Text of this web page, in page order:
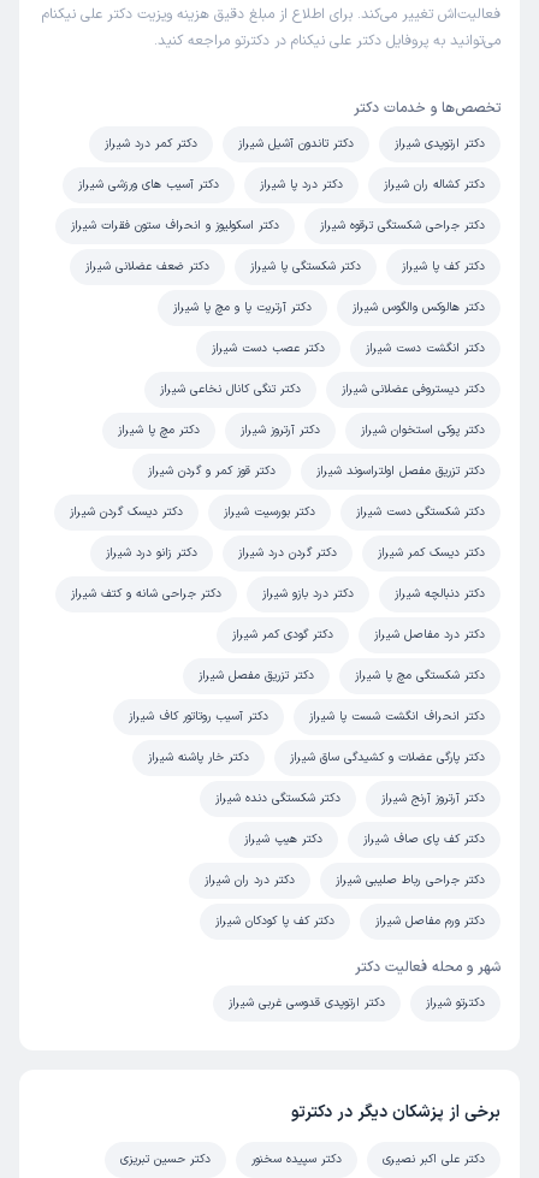
دکتر بینظیری هستند هم در برخورد هم تشخیص
اکبر
نوبت مطب از دکترتو
این پزشک را پیشنهاد میکنم
زمان انتظار:
دقیقا سر وقت مقرر پذیرش و معاینه شدم
علت مراجعه: آسیب‌های ورزشی در نوجوانان
مرجان
زمان انتظار:15-45 دقیقه
همه چیز خوب بود مخصوصا برخورد و پاسخگویی دکتر خیلی
عالی و تشخیص همچنین عالی بود از ایشون منشکرم
علت مراجعه: دردهای اسکلتی مزمن یا حاد
کاربر دکترتو
آقاي دكتر بسيار باسواد مهربان و دلسوز هستن و هميشه به
دقت به تمام حرفاي بيماران گوش ميدن منشي هم خوب
هستند محيط هم هميشه تميز و تهويه عالي
فعالیت‌اش تغییر می‌کند. برای اطلاع از مبلغ دقیق هزینه ویزیت دکتر علی نیکنام
می‌توانید به پروفایل دکتر علی نیکنام در دکترتو مراجعه کنید.
تخصص‌ها و خدمات دکتر
دکتر ارتوپدی شیراز دکتر تاندون آشیل شیراز دکتر کمر درد شیراز
دکتر کشاله ران شیراز دکتر درد پا شیراز دکتر آسیب های ورزشی شیراز
دکتر جراحی شکستگی ترقوه شیراز دکتر اسکولیوز و انحراف ستون فقرات شیراز
دکتر کف پا شیراز دکتر شکستگی پا شیراز دکتر ضعف عضلانی شیراز
دکتر هالوکس والگوس شیراز دکتر آرتریت پا و مچ پا شیراز
دکتر انگشت دست شیراز دکتر عصب دست شیراز
دکتر دیستروفی عضلانی شیراز دکتر تنگی کانال نخاعی شیراز
دکتر پوکی استخوان شیراز دکتر آرتروز شیراز دکتر مچ پا شیراز
دکتر تزریق مفصل اولتراسوند شیراز دکتر قوز کمر و گردن شیراز
دکتر شکستگی دست شیراز دکتر بورسیت شیراز دکتر دیسک گردن شیراز
دکتر دیسک کمر شیراز دکتر گردن درد شیراز دکتر زانو درد شیراز
دکتر دنبالچه شیراز دکتر درد بازو شیراز دکتر جراحی شانه و کتف شیراز
دکتر درد مفاصل شیراز دکتر گودی کمر شیراز
دکتر شکستگی مچ پا شیراز دکتر تزریق مفصل شیراز
دکتر انحراف انگشت شست پا شیراز دکتر آسیب روتاتور کاف شیراز
دکتر پارگی عضلات و کشیدگی ساق شیراز دکتر خار پاشنه شیراز
دکتر آرتروز آرنج شیراز دکتر شکستگی دنده شیراز
دکتر کف پای صاف شیراز دکتر هیپ شیراز
دکتر جراحی رباط صلیبی شیراز دکتر درد ران شیراز
دکتر ورم مفاصل شیراز دکتر کف پا کودکان شیراز
شهر و محله فعالیت دکتر
دکترتو شیراز دکتر ارتوپدی قدوسی غربی شیراز
برخی از پزشکان دیگر در دکترتو
دکتر علی اکبر نصیری دکتر سپیده سخنور دکتر حسین تبریزی